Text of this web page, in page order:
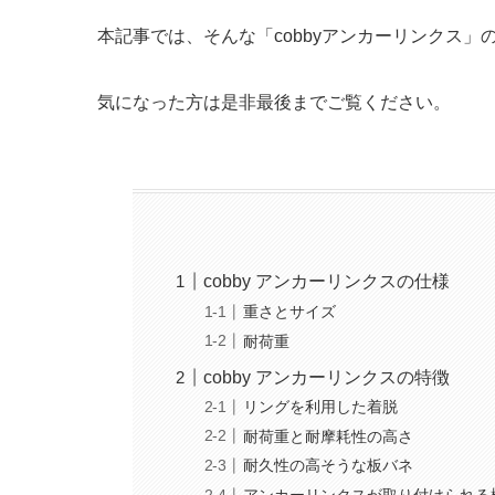
本記事では、そんな「cobbyアンカーリンクス」
気になった方は是非最後までご覧ください。
cobby アンカーリンクスの仕様
重さとサイズ
耐荷重
cobby アンカーリンクスの特徴
リングを利用した着脱
耐荷重と耐摩耗性の高さ
耐久性の高そうな板バネ